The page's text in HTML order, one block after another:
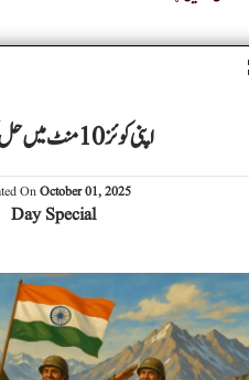
اپنی کوئز 10 منٹ میں حل کیجیے۔
OnOctober 01, 2025
Day Special